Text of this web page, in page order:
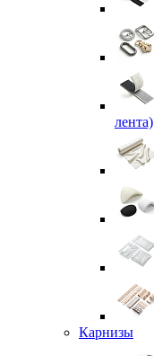
лента)
Карнизы